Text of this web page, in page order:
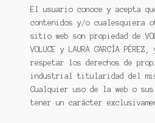
El usuario conoce y acepta
contenidos y/o cualesquiera
sitio web son propiedad de
VOLUCE y LAURA GARCÍA
respetar los derechos de
industrial titularidad del
Cualquier uso de la web o
tener un carácter